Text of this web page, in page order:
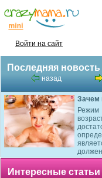
Войти на сайт
Последняя новость
назад
Зачем
Интересные статьи